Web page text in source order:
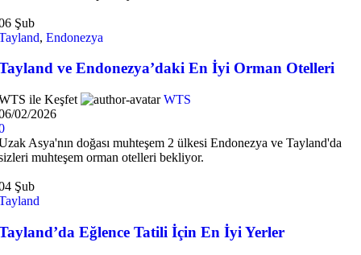
Şub
, Endonezya
ve Endonezya’daki En İyi Orman Otelleri
ile Keşfet
WTS
02/2026
Asya'nın doğası muhteşem 2 ülkesi Endonezya ve Tayland'da
muhteşem orman otelleri bekliyor.
Şub
Eğlence Tatili İçin En İyi Yerler